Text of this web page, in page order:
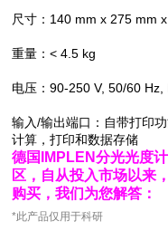
尺寸：140 mm x 275 mm
重量：< 4.5 kg
电压：90-250 V, 50/60 Hz,
输入/输出端口：自带打印
计算，打印和数据存储
德国IMPLEN分光光度
区，自从投入市场以来
购买，我们为您解答：
*此产品仅用于科研